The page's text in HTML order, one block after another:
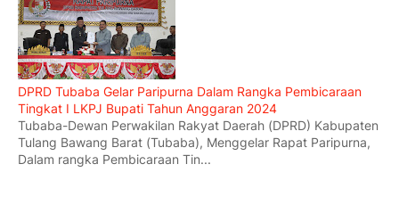
DPRD Tubaba Gelar Paripurna Dalam Rangka Pembicaraan
Tingkat I LKPJ Bupati Tahun Anggaran 2024
Tubaba-Dewan Perwakilan Rakyat Daerah (DPRD) Kabupaten
Tulang Bawang Barat (Tubaba), Menggelar Rapat Paripurna,
Dalam rangka Pembicaraan Tin...